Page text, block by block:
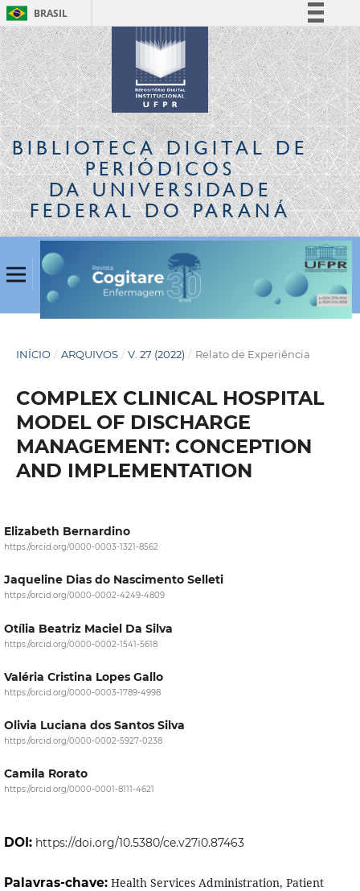
BRASIL
Simplifique!
Comunica BR
Participe
Acesso à informação
Legislação
Canais
BIBLIOTECA DIGITALDE
PERIÓDICOS
DA UNIVERSIDADE
FEDERAL DO PARANÁ
INÍCIO / ARQUIVOS / V. 27 (2022) / Relato de Experiência
COMPLEX CLINICAL HOSPITAL
MODEL OF DISCHARGE
MANAGEMENT: CONCEPTION
AND IMPLEMENTATION
Elizabeth Bernardino
https://orcid.org/0000-0003-1321-8562
Jaqueline Dias do Nascimento Selleti
https://orcid.org/0000-0002-4249-4809
Otília Beatriz Maciel Da Silva
https://orcid.org/0000-0002-1541-5618
Valéria Cristina Lopes Gallo
https://orcid.org/0000-0003-1789-4998
Olivia Luciana dos Santos Silva
https://orcid.org/0000-0002-5927-0238
Camila Rorato
https://orcid.org/0000-0001-8111-4621
DOI: https://doi.org/10.5380/ce.v27i0.87463
Palavras-chave: Health Services Administration, Patient